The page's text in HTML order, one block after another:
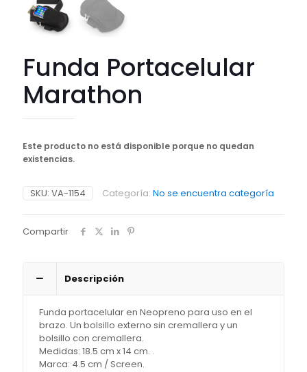
Funda Portacelular
Marathon
Este producto no está disponible porque no quedan
existencias.
SKU: VA-1154 Categoría: No se encuentra categoría
Compartir
Descripción
Funda portacelular en Neopreno para uso en el
brazo. Un bolsillo externo sin cremallera y un
bolsillo con cremallera.
Medidas: 18.5 cm x 14 cm. .
Marca: 4.5 cm / Screen.